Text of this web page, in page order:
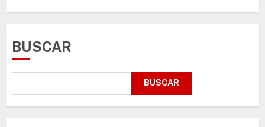
BUSCAR
BUSCAR